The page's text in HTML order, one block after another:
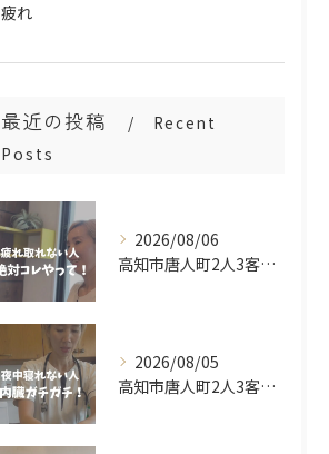
疲れ
最近の投稿
Recent
Posts
2026/08/06
高知市唐人町2人3客です🥰
2026/08/05
高知市唐人町2人3客です🌿